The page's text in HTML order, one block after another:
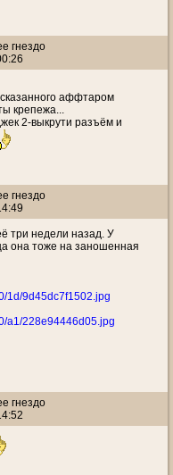
гнездо
аффтаром
крепежа...
2-выкрути разъём и
гнездо
три недели назад. У
она тоже на заношенная
1d/9d45dc7f1502.jpg
a1/228e94446d05.jpg
гнездо